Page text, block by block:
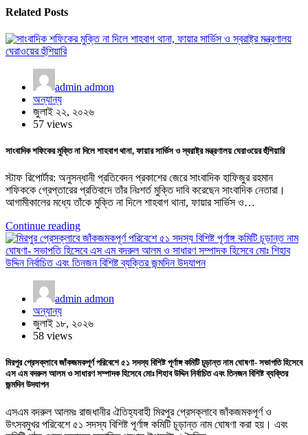
Related Posts
admin admon
অন্যান্য
জুলাই ২২, ২০২৬
57 views
সাংবাদিক শফিকের মুক্তি না দিলে শাহবাগ থানা, ফায়ার সার্ভিস ও স্বরাষ্ট্র মন্ত্রণালয় ঘেরাওয়ের হুঁশিয়ারি
স্টাফ রিপোর্টার: অনুসন্ধানী প্রতিবেদন প্রকাশের জেরে সাংবাদিক হাফিজুর রহমান
শফিককে গ্রেপ্তারের প্রতিবাদে তাঁর নিঃশর্ত মুক্তি দাবি করেছেন সাংবাদিক নেতারা।
আগামীকালের মধ্যে তাঁকে মুক্তি না দিলে শাহবাগ থানা, ফায়ার সার্ভিস ও…
Continue reading
admin admon
অন্যান্য
জুলাই ১৮, ২০২৬
58 views
মিরপুর প্রেসক্লাবে জাঁকজমকপূর্ণ পরিবেশে ৫১ সদস্য বিশিষ্ট পূর্ণাঙ্গ কমিটি চূড়ান্ত নাম ঘোষণা- সভাপতি হিসেবে
এস এম বদরুল আলম ও সাধারণ সম্পাদক হিসেবে মোঃ শিহাব উদ্দিন নির্বাচিত এবং তিনজন বিশিষ্ট ব্যক্তির
জন্মদিন উদযাপন
এসএম বদরুল আলমঃ রাজধানীর ঐতিহ্যবাহী মিরপুর প্রেসক্লাবে জাঁকজমকপূর্ণ ও
উৎসবমুখর পরিবেশে ৫১ সদস্য বিশিষ্ট পূর্ণাঙ্গ কমিটি চূড়ান্ত নাম ঘোষণা করা হয়। এবং